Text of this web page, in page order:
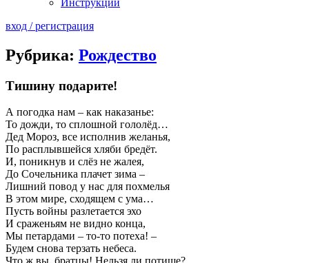
вход / регистрация
Рубрика: Рождество
Тишину подарите!
А погодка нам – как наказанье:
То дожди, то сплошной гололёд…
Дед Мороз, все исполнив желанья,
По расплывшейся хляби бредёт.
И, поникнув и слёз не жалея,
До Сочельника плачет зима –
Лишний повод у нас для похмелья
В этом мире, сходящем с ума…
Пусть войны разлетается эхо
И сраженьям не видно конца,
Мы петардами – то-то потеха! –
Будем снова терзать небеса.